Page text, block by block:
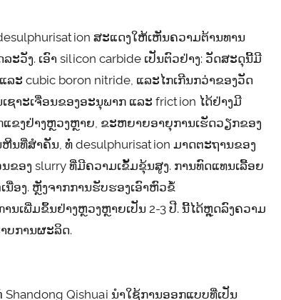
ສະແດງໃຫ້ເຫັນຄວາມຕ້ານທານ
ວັງ. ເອົາ silicon carbide ເປັນຕົວຢ່າງ: ວັດສະດຸນີ້ມີ
ະ cubic boron nitride, ແລະໄກເກີນກວ່າຂອງວັດ
າະເຈື່ອນຂອງອະນຸພາກ ແລະ friction ໄດ້ຢ່າງມີ
ຂງຢ່າງຫຼວງຫຼາຍ, ຂະຫຍາຍອາຍຸການເຮັດວຽກຂອງ
ຫີນທີ່ສໍາຄັນ, ທໍ່ desulphurisation ມາດຕະຖານຂອງ
ຂອງ slurry ທີ່ມີຄວາມເຂັ້ມຂຸ້ນສູງ. ການທົດແທນເລື້ອຍ
ອງ. ຫຼັງ​ຈາກ​ການ​ຮັບ​ຮອງ​ເອົາ​ຫົວ​ຂໍ້
ນ​ເພີ່ມ​ຂຶ້ນ​ຢ່າງ​ຫຼວງ​ຫຼາຍ​ເປັນ 2-3 ປີ​. ນີ້ໄດ້ຫຼຸດລົງຄວາມ
ບການຜະລິດ.
Qishuai ນໍາໃຊ້ການອອກແບບທີ່ເປັນ